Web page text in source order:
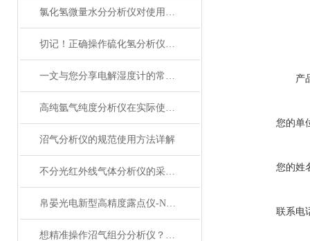
氯化氢微量水分分析仪对使用环境的要求您知道吗？
切记！正确操作硫化氢分析仪才可以有效监测硫化氢浓度
一文与您分享电解湿度计的常见问题相应解决方法
高纯氩气纯度分析仪在实际使用过程中的常见问题相应解决方法分享
沼气分析仪的规范使用方法详解
不分光红外线气体分析仪的采样方法介绍
帛晏光电新型高精度露点仪-NK-300系列露点仪
想精准操作沼气组分分析仪？正确使用法在此揭秘！
产
您的单
您的姓
联系电